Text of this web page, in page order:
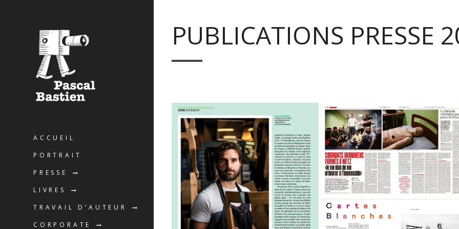
ACCUEIL
PORTRAIT
PRESSE
LIVRES
TRAVAIL D’AUTEUR
CORPORATE
PUBLICATIONS PRESSE